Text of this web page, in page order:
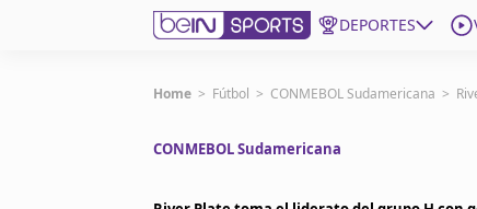
DEPORTES
Get Bein
EN
Home > Fútbol > CONMEBOL Sudamericana >
CONMEBOL Sudamericana